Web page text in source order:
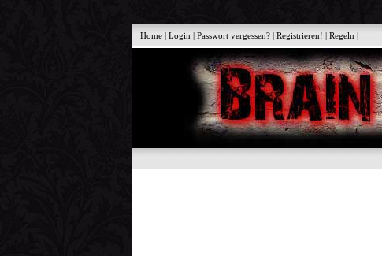
Home |Login |Passwort vergessen? |Registrieren! |Regeln |